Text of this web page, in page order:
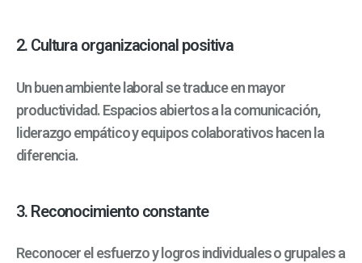
2. Cultura organizacional positiva
Un buen ambiente laboral se traduce en mayor
productividad. Espacios abiertos a la comunicación,
liderazgo empático y equipos colaborativos hacen la
diferencia.
3. Reconocimiento constante
Reconocer el esfuerzo y logros individuales o grupales a